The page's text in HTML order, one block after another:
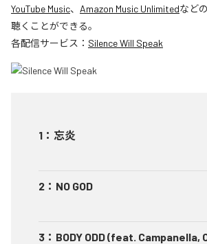
YouTube Music、 Amazon Music Unlimitedなど
聴くことができる。
各配信サービス： Silence Will Speak
1 ： 忘炎
2 ： NO GOD
3 ： BODY ODD (feat. Campanella,